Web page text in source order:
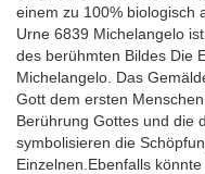
einem zu 100% biologisch
Urne 6839 Michelangelo
des berühmten Bildes Die
Michelangelo. Das
Gott dem ersten
Berührung Gottes und die
symbolisieren die
Einzelnen.Ebenfalls